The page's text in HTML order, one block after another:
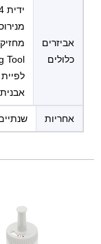
אביזרים
כלולים
אבנית
אחריות